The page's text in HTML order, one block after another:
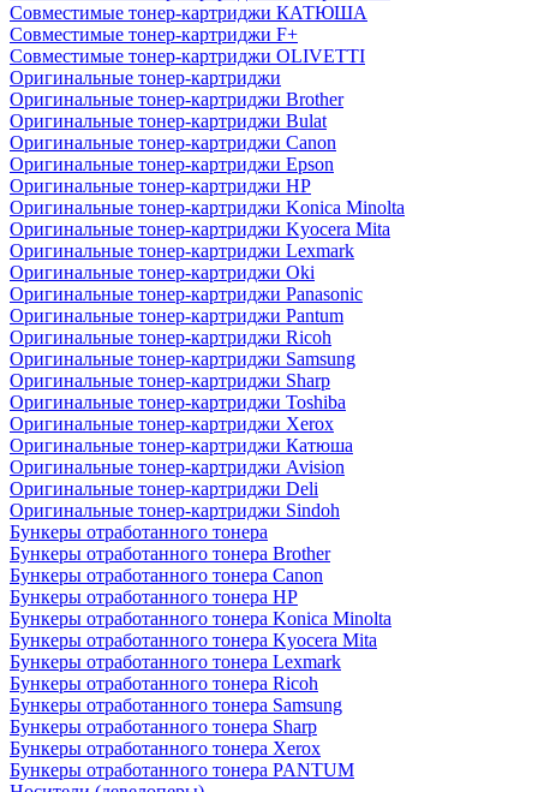
Совместимые тонер-картриджи КАТЮША
Совместимые тонер-картриджи F+
Совместимые тонер-картриджи OLIVETTI
Оригинальные тонер-картриджи
Оригинальные тонер-картриджи Brother
Оригинальные тонер-картриджи Bulat
Оригинальные тонер-картриджи Canon
Оригинальные тонер-картриджи Epson
Оригинальные тонер-картриджи HP
Оригинальные тонер-картриджи Konica Minolta
Оригинальные тонер-картриджи Kyocera Mita
Оригинальные тонер-картриджи Lexmark
Оригинальные тонер-картриджи Oki
Оригинальные тонер-картриджи Panasonic
Оригинальные тонер-картриджи Pantum
Оригинальные тонер-картриджи Ricoh
Оригинальные тонер-картриджи Samsung
Оригинальные тонер-картриджи Sharp
Оригинальные тонер-картриджи Toshiba
Оригинальные тонер-картриджи Xerox
Оригинальные тонер-картриджи Катюша
Оригинальные тонер-картриджи Avision
Оригинальные тонер-картриджи Deli
Оригинальные тонер-картриджи Sindoh
Бункеры отработанного тонера
Бункеры отработанного тонера Brother
Бункеры отработанного тонера Canon
Бункеры отработанного тонера HP
Бункеры отработанного тонера Konica Minolta
Бункеры отработанного тонера Kyocera Mita
Бункеры отработанного тонера Lexmark
Бункеры отработанного тонера Ricoh
Бункеры отработанного тонера Samsung
Бункеры отработанного тонера Sharp
Бункеры отработанного тонера Xerox
Бункеры отработанного тонера PANTUM